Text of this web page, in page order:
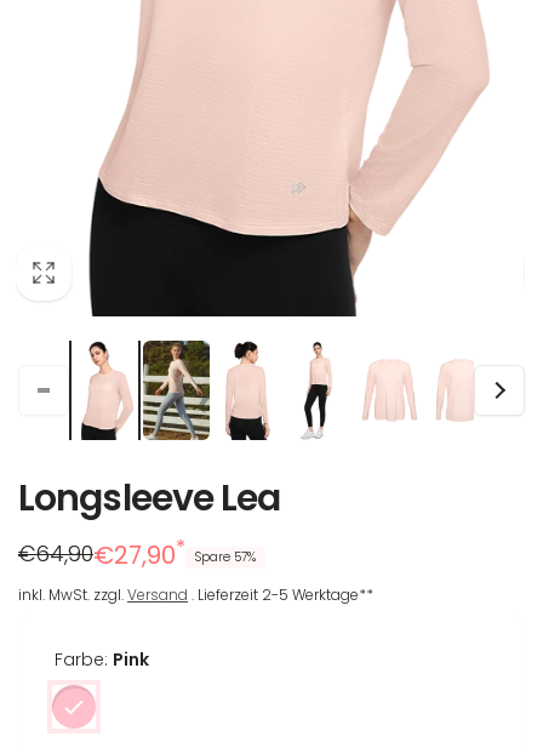
Longsleeve Lea
Regulärer
Preis
€64,90
Reduzierter
Preis
€27,90* Spare 57%
inkl. MwSt. zzgl.Versand . Lieferzeit 2-5 Werktage**
Farbe: Pink